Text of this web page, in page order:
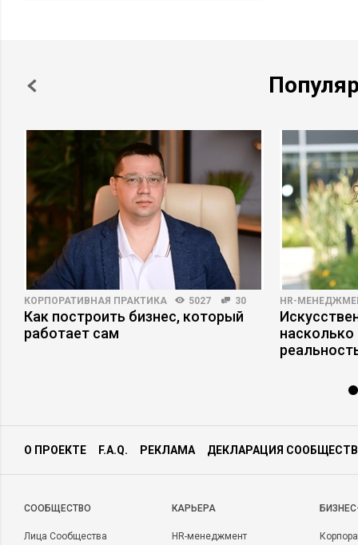
КОРПОРАТИВНАЯ ПРАКТИКА 5027 30
Как построить бизнес, который
работает сам
HR-
О ПРОЕКТЕ F.A.Q. РЕКЛАМА ДЕКЛАРАЦИЯ
CООБЩЕСТВО
Лица Сообщества
КАРЬЕРА
HR-менеджмент